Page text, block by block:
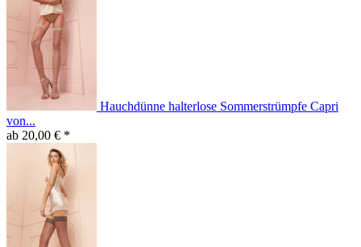
Hauchdünne halterlose Sommerstrümpfe Capri
von...
ab 20,00 € *